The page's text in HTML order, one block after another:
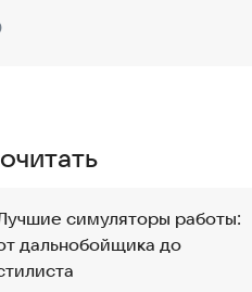
И АРХИТЕКТОР
преобразиться!
и формы лица.
в роли модного
соседству. Все будут в
симуляторы работы:
дальнобойщика до